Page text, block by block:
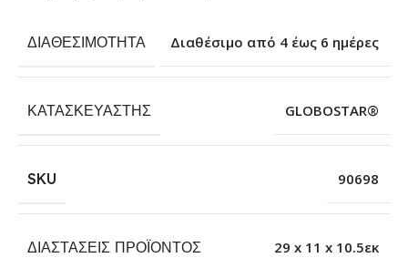
ΔΙΑΘΕΣΙΜΌΤΗΤΑ Διαθέσιμο από 4 έως 6 ημέρες
ΚΑΤΑΣΚΕΥΑΣΤΉΣ GLOBOSTAR®
SKU 90698
ΔΙΑΣΤΆΣΕΙΣ ΠΡΟΪΌΝΤΟΣ 29 x 11 x 10.5εκ